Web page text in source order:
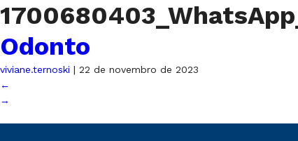
Odonto
viviane.ternoski | 22 de novembro de 2023
←
→